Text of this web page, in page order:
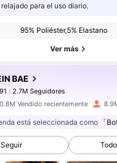
relajado para el uso diario.
95% Poliéster,5% Elastano
Ver más
BAE
2.7M Seguidores
pagóHace 1 día
2.7M Seguidores
2.7M Seguidores
Vendido recientemente
está seleccionada como 「
Seguir